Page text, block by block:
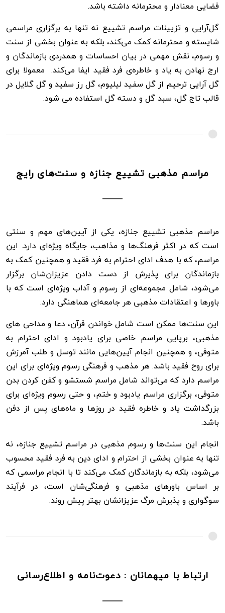
فضایی معنادار و محترمانه داشته باشد.
گل‌آرایی و تزیینات مراسم تشییع نه تنها به برگزاری مراسمی
شایسته و محترمانه کمک می‌کند، بلکه به عنوان بخشی از سنت
و رسوم، نقش مهمی در بیان احساسات و همدردی بازماندگان و
ارج نهادن به یاد و خاطره‌ی فرد فقید ایفا می‌کند. معمولا برای
گل آرایی ترحیم از گل سفید لیلیوم، گل رز سفید و گل گلایل در
قالب تاج گل، سبد گل و دسته گل استفاده می شود.
مراسم مذهبی تشییع جنازه و سنت‌های رایج
مراسم مذهبی تشییع جنازه، یکی از آیین‌های مهم و سنتی
است که در اکثر فرهنگ‌ها و مذاهب، جایگاه ویژه‌ای دارد. این
مراسم، که با هدف ادای احترام به فرد فقید و همچنین کمک به
بازماندگان برای پذیرش از دست دادن عزیزان‌شان برگزار
می‌شود، شامل مجموعه‌ای از رسوم و آداب ویژه‌ای است که با
باورها و اعتقادات مذهبی هر جامعه‌ای هماهنگی دارد.
این سنت‌ها ممکن است شامل خواندن قرآن، دعا و مداحی های
مذهبی، برپایی مراسم خاصی برای یادبود و ادای احترام به
متوفی، و همچنین انجام آیین‌هایی مانند توسل و طلب آمرزش
برای روح فقید باشد. هر مذهب و فرهنگی رسوم ویژه‌ای برای این
مراسم دارد که می‌تواند شامل مراسم شستشو و کفن کردن بدن
متوفی، برگزاری مراسم یادبود و ختم، و حتی رسوم ویژه‌ای برای
بزرگداشت یاد و خاطره فقید در روزها و ماه‌های پس از دفن
باشد.
انجام این سنت‌ها و رسوم مذهبی در مراسم تشییع جنازه، نه
تنها به عنوان بخشی از احترام و ادای دین به فرد فقید محسوب
می‌شود، بلکه به بازماندگان کمک می‌کند تا با انجام مراسمی که
بر اساس باورهای مذهبی و فرهنگی‌شان است، در فرآیند
سوگواری و پذیرش مرگ عزیزانشان بهتر پیش روند.
ارتباط با میهمانان : دعوت‌نامه و اطلاع‌رسانی